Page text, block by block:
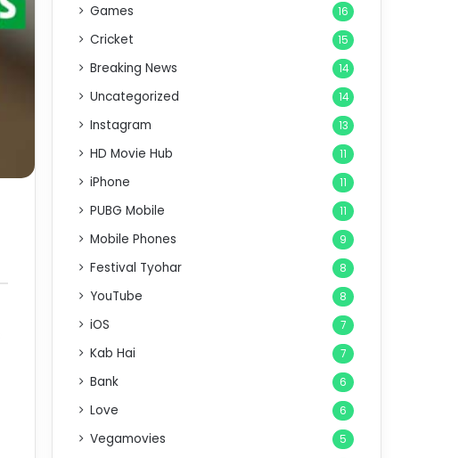
Games 16
Cricket 15
Breaking News 14
Uncategorized 14
Instagram 13
HD Movie Hub 11
iPhone 11
PUBG Mobile 11
Mobile Phones 9
Festival Tyohar 8
YouTube 8
iOS 7
Kab Hai 7
Bank 6
Love 6
Vegamovies 5